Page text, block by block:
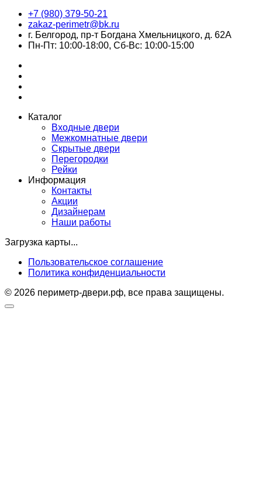
+7 (980) 379-50-21
zakaz-perimetr@bk.ru
г. Белгород, пр-т Богдана Хмельницкого, д. 62А
Пн-Пт: 10:00-18:00, Сб-Вс: 10:00-15:00
Каталог
Входные двери
Межкомнатные двери
Скрытые двери
Перегородки
Рейки
Информация
Контакты
Акции
Дизайнерам
Наши работы
Загрузка карты...
Пользовательское соглашение
Политика конфиденциальности
© 2026 периметр-двери.рф, все права защищены.